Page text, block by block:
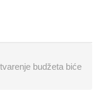
budžeta biće